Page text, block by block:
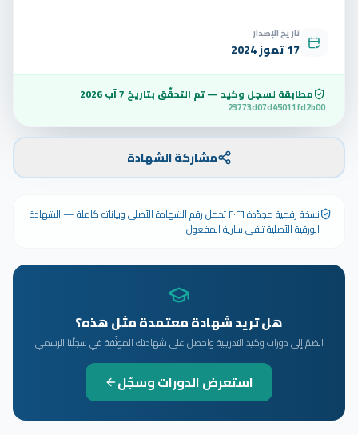
تاريخ الإصدار
17 تموز 2024
مطابقة لسجل وكيد — تم التحقّق بتاريخ 7 آب 2026
23773d07d45011fd2b00
مشاركة الشهادة
نسخة رقمية مجدَّدة ٢٠٢٦ تحمل رقم الشهادة الأصلي وبياناته كاملة — الشهادة
الورقية الأصلية تبقى سارية المفعول.
هل تريد شهادة معتمدة مثل هذه؟
انضمّ إلى دورات وكيد التدريبية واحصل على شهادتك الموثّقة في سجلّنا الرسمي
استعرض الدورات وسجّل